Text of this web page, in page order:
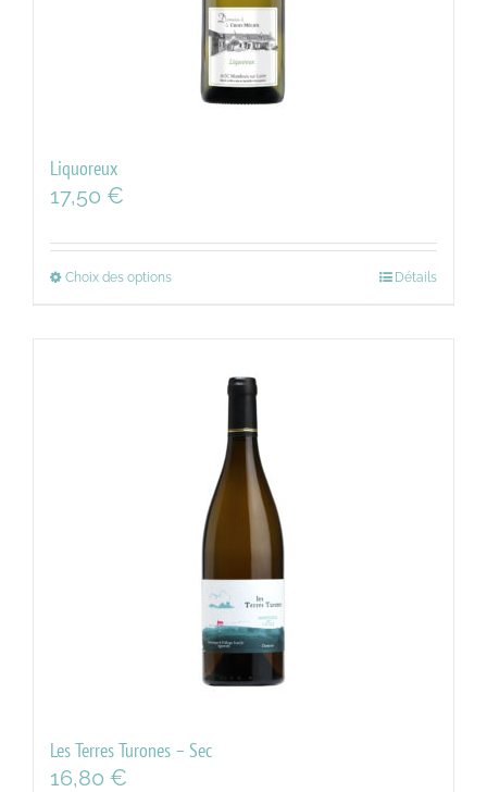
Liquoreux
17,50 €
Choix des options Détails
Les Terres Turones – Sec
16,80 €